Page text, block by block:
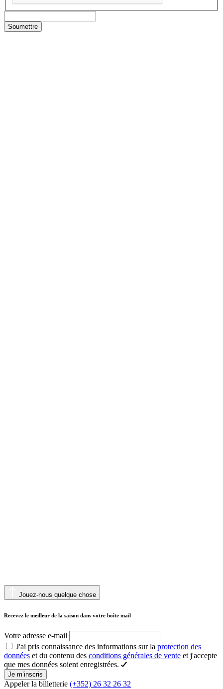
Jouez-nous quelque chose
Recevez le meilleur de la saison dans votre boîte mail
Votre adresse e-mail
J'ai pris connaissance des informations sur la protection des
données et du contenu des conditions générales de vente et j'accepte
que mes données soient enregistrées.
Je m’inscris
Appeler la billetterie (+352) 26 32 26 32